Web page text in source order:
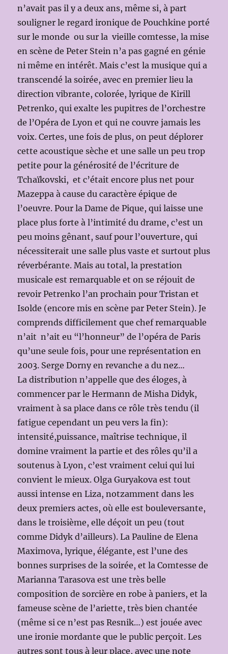
n’avait pas il y a deux ans, même si, à part
souligner le regard ironique de Pouchkine porté
sur le monde ou sur la vieille comtesse, la mise
en scène de Peter Stein n’a pas gagné en génie
ni même en intérêt. Mais c’est la musique qui a
transcendé la soirée, avec en premier lieu la
direction vibrante, colorée, lyrique de Kirill
Petrenko, qui exalte les pupitres de l’orchestre
de l’Opéra de Lyon et qui ne couvre jamais les
voix. Certes, une fois de plus, on peut déplorer
cette acoustique sèche et une salle un peu trop
petite pour la générosité de l’écriture de
Tchaïkovski, et c’était encore plus net pour
Mazeppa à cause du caractère épique de
l’oeuvre. Pour la Dame de Pique, qui laisse une
place plus forte à l’intimité du drame, c’est un
peu moins gênant, sauf pour l’ouverture, qui
nécessiterait une salle plus vaste et surtout plus
réverbérante. Mais au total, la prestation
musicale est remarquable et on se réjouit de
revoir Petrenko l’an prochain pour Tristan et
Isolde (encore mis en scène par Peter Stein). Je
comprends difficilement que chef remarquable
n’ait n’ait eu “l’honneur” de l’opéra de Paris
qu’une seule fois, pour une représentation en
2003. Serge Dorny en revanche a du nez…
La distribution n’appelle que des éloges, à
commencer par le Hermann de Misha Didyk,
vraiment à sa place dans ce rôle très tendu (il
fatigue cependant un peu vers la fin):
intensité,puissance, maîtrise technique, il
domine vraiment la partie et des rôles qu’il a
soutenus à Lyon, c’est vraiment celui qui lui
convient le mieux. Olga Guryakova est tout
aussi intense en Liza, notzamment dans les
deux premiers actes, où elle est bouleversante,
dans le troisième, elle déçoit un peu (tout
comme Didyk d’ailleurs). La Pauline de Elena
Maximova, lyrique, élégante, est l’une des
bonnes surprises de la soirée, et la Comtesse de
Marianna Tarasova est une très belle
composition de sorcière en robe à paniers, et la
fameuse scène de l’ariette, très bien chantée
(même si ce n’est pas Resnik…) est jouée avec
une ironie mordante que le public perçoit. Les
autres sont tous à leur place, avec une note